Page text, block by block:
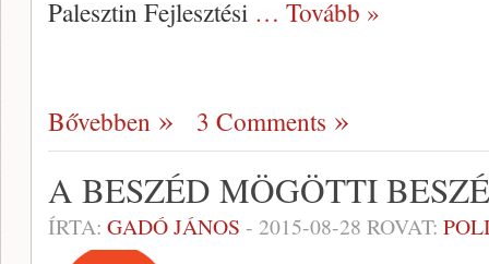
Palesztin Fejlesztési … Tovább »
Bővebben 3 Comments
A BESZÉD MÖGÖTTI
ÍRTA: GADÓ JÁNOS - 2015-08-28 ROVAT: